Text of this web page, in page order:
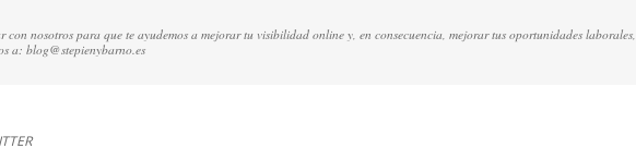
con nosotros para que te ayudemos a mejorar tu visibilidad online y, en consecuencia, mejorar tus oportunidades laborales,
a: blog@stepienybarno.es